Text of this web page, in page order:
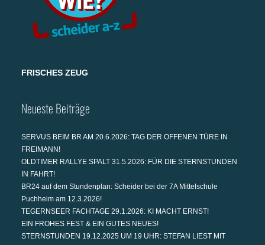
FRISCHES ZEUG
Neueste Beiträge
SERVUS BEIM BR AM 20.6.2026: TAG DER OFFENEN TÜRE IN
FREIMANN!
OLDTIMER RALLYE SPALT 31.5.2026: FÜR DIE STERNSTUNDEN
IN FAHRT!
BR24 auf dem Stundenplan: Scheider bei der 7A Mittelschule
Puchheim am 12.3.2026!
TEGERNSEER FACHTAGE 29.1.2026: KI MACHT ERNST!
EIN FROHES FEST & EIN GUTES NEUES!
STERNSTUNDEN 19.12.2025 UM 19 UHR: STEFAN LIEST MIT